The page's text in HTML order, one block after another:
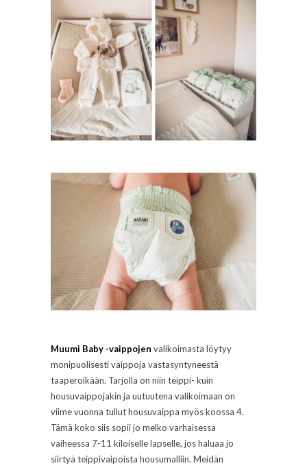
Muumi Baby -vaippojen valikoimasta löytyy
monipuolisesti vaippoja vastasyntyneestä
taaperoikään. Tarjolla on niin teippi- kuin
housuvaippojakin ja uutuutena valikoimaan on
viime vuonna tullut housuvaippa myös koossa 4.
Tämä koko siis sopii jo melko varhaisessa
vaiheessa 7-11 kiloiselle lapselle, jos haluaa jo
siirtyä teippivaipoista housumalliin. Meidän